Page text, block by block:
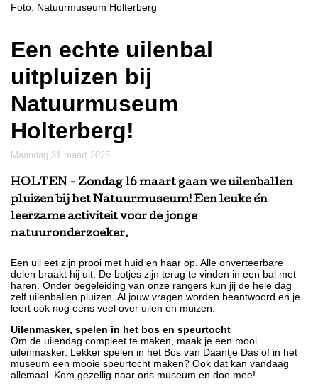
Foto: Natuurmuseum Holterberg
Een echte uilenbal
uitpluizen bij
Natuurmuseum
Holterberg!
maandag 31 maart 2025
HOLTEN - Zondag 16 maart gaan we uilenballen
pluizen bij het Natuurmuseum! Een leuke én
leerzame activiteit voor de jonge
natuuronderzoeker.
Een uil eet zijn prooi met huid en haar op. Alle onverteerbare
delen braakt hij uit. De botjes zijn terug te vinden in een bal met
haren. Onder begeleiding van onze rangers kun jij de hele dag
zelf uilenballen pluizen. Al jouw vragen worden beantwoord en je
leert ook nog eens veel over uilen én muizen.
Uilenmasker, spelen in het bos en speurtocht
Om de uilendag compleet te maken, maak je een mooi
uilenmasker. Lekker spelen in het Bos van Daantje Das of in het
museum een mooie speurtocht maken? Ook dat kan vandaag
allemaal. Kom gezellig naar ons museum en doe mee!